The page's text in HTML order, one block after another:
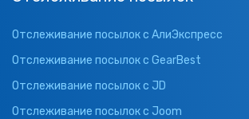
Отслеживание посылок с АлиЭкспресс
Отслеживание посылок с GearBest
Отслеживание посылок с JD
Отслеживание посылок с Joom